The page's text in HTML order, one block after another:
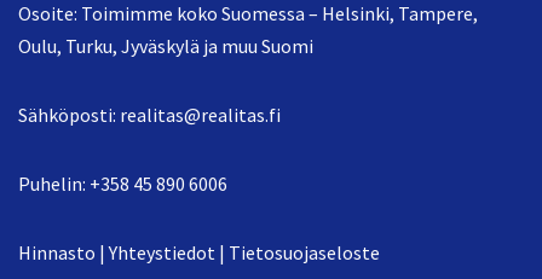
Osoite: Toimimme koko Suomessa – Helsinki, Tampere,
Oulu, Turku, Jyväskylä ja muu Suomi
Sähköposti: realitas@realitas.fi
Puhelin: +358 45 890 6006
Hinnasto |Yhteystiedot | Tietosuojaseloste